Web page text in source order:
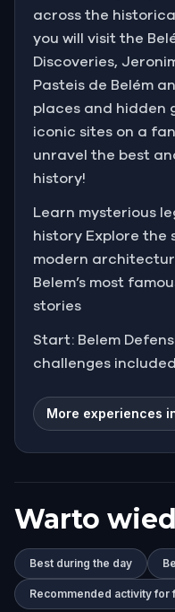
across the
you will visit the
Discoveries,
Pasteis de Belém
places and hidden
iconic sites on a
unravel the best
history!
Learn mysterious
history Explore the
modern
Belem’s most
stories
Start: Belem
challenges
More experiences
Warto
Best during the day
Recommended activity for